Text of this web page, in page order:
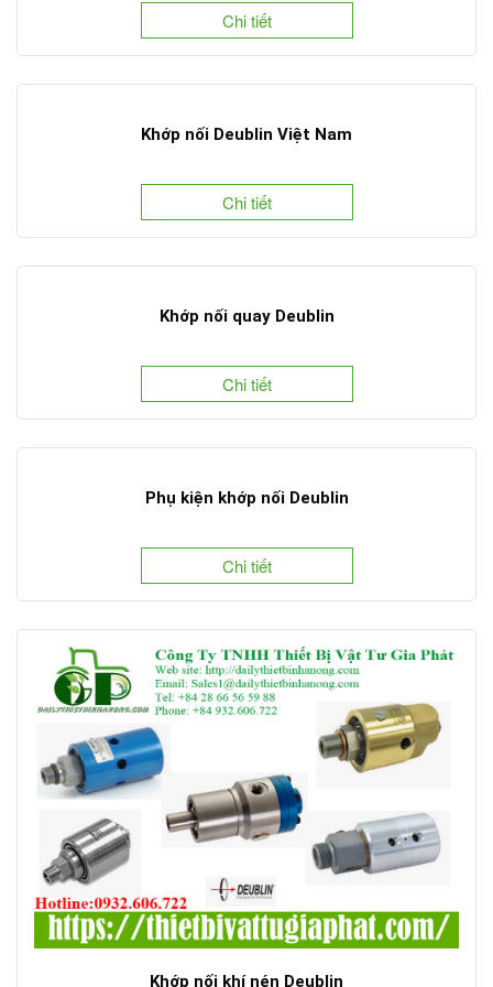
Chi tiết
Khớp nối Deublin Việt Nam
Chi tiết
Khớp nối quay Deublin
Chi tiết
Phụ kiện khớp nối Deublin
Chi tiết
Khớp nối khí nén Deublin